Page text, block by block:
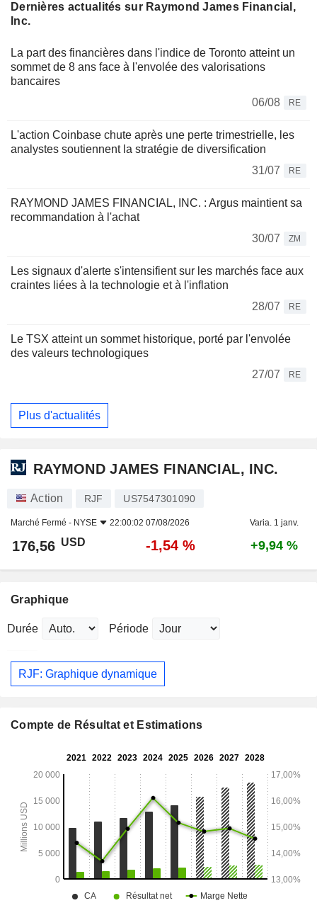
Dernières actualités sur Raymond James Financial,
Inc.
La part des financières dans l'indice de Toronto atteint un
sommet de 8 ans face à l'envolée des valorisations
bancaires
06/08
RE
L'action Coinbase chute après une perte trimestrielle, les
analystes soutiennent la stratégie de diversification
31/07
RE
RAYMOND JAMES FINANCIAL, INC. : Argus maintient sa
recommandation à l'achat
30/07
ZM
Les signaux d'alerte s'intensifient sur les marchés face aux
craintes liées à la technologie et à l'inflation
28/07
RE
Le TSX atteint un sommet historique, porté par l'envolée
des valeurs technologiques
27/07
RE
Plus d'actualités
RAYMOND JAMES FINANCIAL, INC.
Action RJF US7547301090
Marché Fermé - NYSE 22:00:02 07/08/2026 Varia. 1 janv.
176,56 USD -1,54 % +9,94 %
Graphique
Durée Période
RJF: Graphique dynamique
Compte de Résultat et Estimations